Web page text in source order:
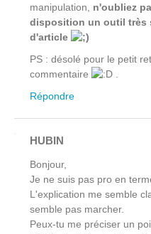
manipulation, n'oubliez
disposition un outil très
d'article
PS : désolé pour le petit
commentaire
Répondre
HUBIN
Bonjour,
Je ne suis pas pro en
L'explication me semble
semble pas marcher.
Peux-tu me préciser un